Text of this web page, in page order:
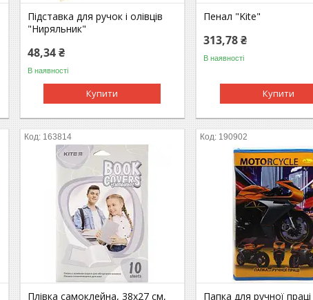
Підставка для ручок і олівців
"Ниряльник"
48,34 ₴
В наявності
Купити
Пенал "Kite"
313,78 ₴
В наявності
Купити
163814
Плівка самоклейна, 38х27 см,
190902
Папка для ручної праці